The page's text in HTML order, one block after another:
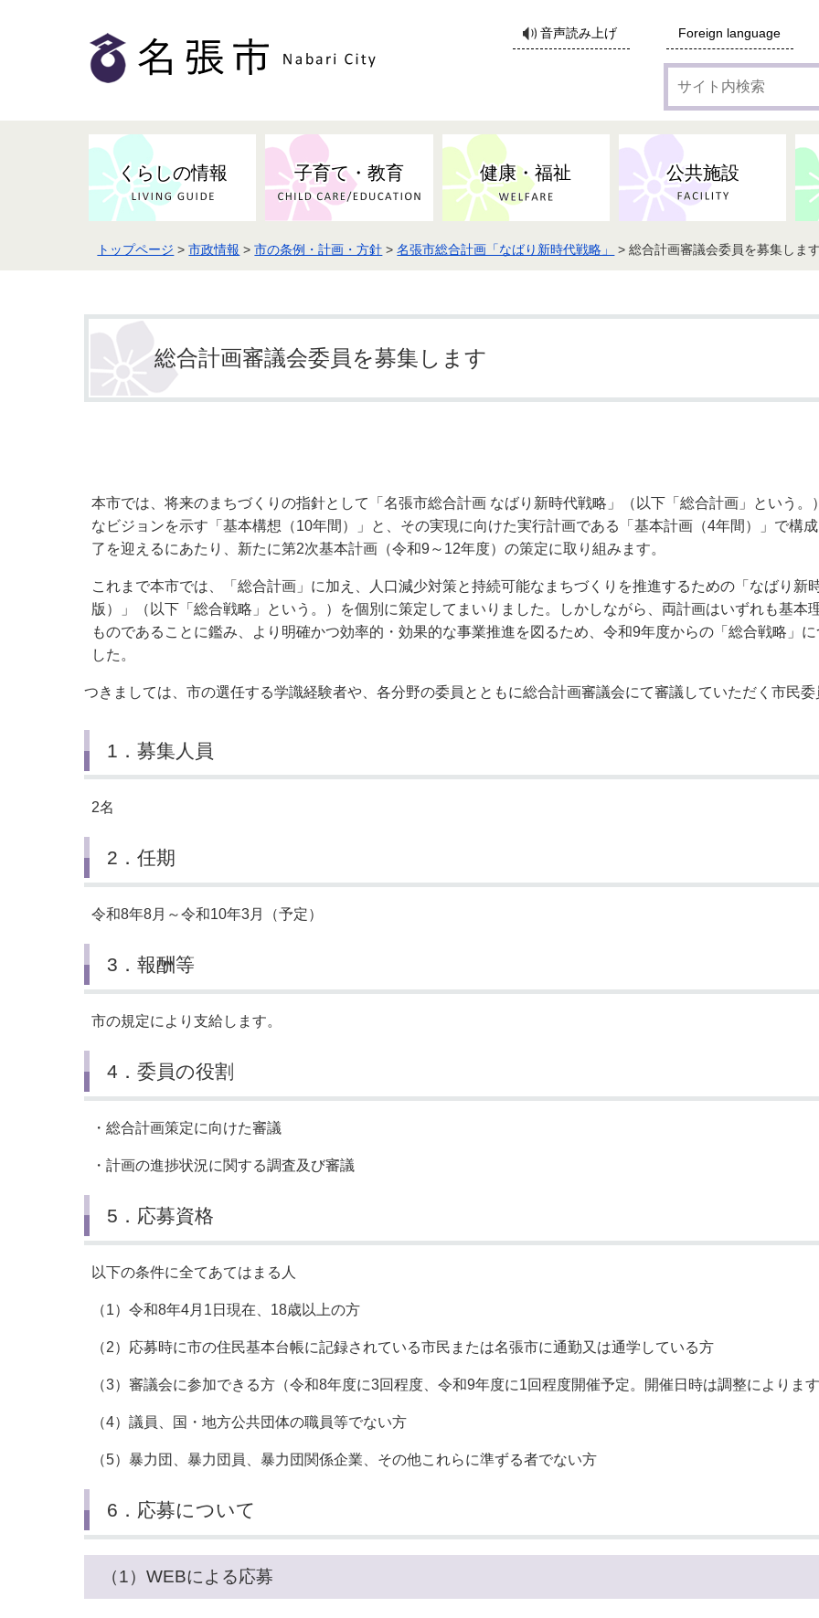
音声読み上げ Foreign language
イ
ト
検
索
くらしの情報
届出・証明 税 ごみ・リサイクル
斎場・墓園・墓地 住宅 水道・下水道
防災・防犯・消防・行方不明
子育て・教育
子育てにかかる各種手当／
小中一貫教育・コミュニテ
健康・福祉
健康・検（健）診・予防接種 地域福祉 高齢者福祉
スポーツ 保険・年金・医療助成 生活保護
公共施設
地域医療 防災・消防 子育て・教育
市民センター・市民活動・交流施
設
市の条例・計画・方針 監査 記者会見
市政へのご意見 施設見学会 非核平和事業
市の人事・職員採用
市の行財政 市のプロフィール 市有財産売却・公売・
事業者の方へお知らせ 各種広告・協賛のご案内 事業系ごみ・廃棄物
入札・契約 税金 建築開発等
トップページ >市政情報 >市の条例・計画・方針 >名張市総合計画「なばり新時代戦略」 > 総合計画審議会委員を募集します
総合計画審議会委員を募集します
本市では、将来のまちづくりの指針として「名張市総合計画 なばり新時代戦略」（以下「総合計画」という
なビジョンを示す「基本構想（10年間）」と、その実現に向けた実行計画である「基本計画（4年間）」で構
了を迎えるにあたり、新たに第2次基本計画（令和9～12年度）の策定に取り組みます。
これまで本市では、「総合計画」に加え、人口減少対策と持続可能なまちづくりを推進するための「なばり新
版）」（以下「総合戦略」という。）を個別に策定してまいりました。しかしながら、両計画はいずれも基本
ものであることに鑑み、より明確かつ効率的・効果的な事業推進を図るため、令和9年度からの「総合戦略」
した。
つきましては、市の選任する学識経験者や、各分野の委員とともに総合計画審議会にて審議していただく市民委
1．募集人員
2名
2．任期
令和8年8月～令和10年3月（予定）
3．報酬等
市の規定により支給します。
4．委員の役割
・総合計画策定に向けた審議
・計画の進捗状況に関する調査及び審議
5．応募資格
以下の条件に全てあてはまる人
（1）令和8年4月1日現在、18歳以上の方
（2）応募時に市の住民基本台帳に記録されている市民または名張市に通勤又は通学している方
（3）審議会に参加できる方（令和8年度に3回程度、令和9年度に1回程度開催予定。開催日時は調整によりま
（4）議員、国・地方公共団体の職員等でない方
（5）暴力団、暴力団員、暴力団関係企業、その他これらに準ずる者でない方
6．応募について
（1）WEBによる応募